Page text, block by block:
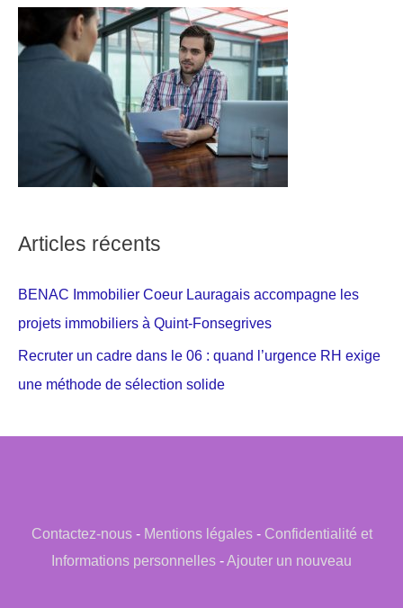
Articles récents
BENAC Immobilier Coeur Lauragais accompagne les
projets immobiliers à Quint-Fonsegrives
Recruter un cadre dans le 06 : quand l’urgence RH exige
une méthode de sélection solide
Contactez-nous- Mentions légales- Confidentialité et
Informations personnelles -Ajouter un nouveau